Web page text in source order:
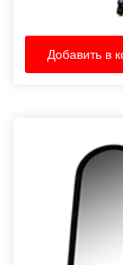
Добавить в